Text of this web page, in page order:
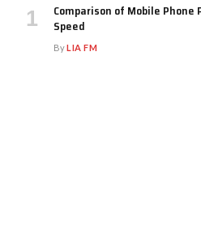
Comparison of Mobile
Speed
ByLIA FM